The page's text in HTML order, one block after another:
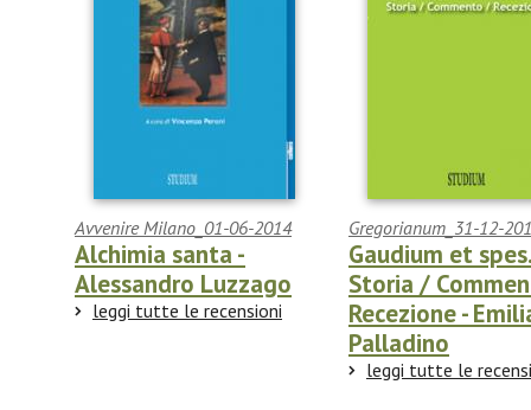
Avvenire Milano_01-06-2014
Alchimia santa -
Alessandro Luzzago
leggi tutte le recensioni
Gregorianum_31-12-
Gaudium et
Storia /
Recezione -
Palladino
leggi tutte le